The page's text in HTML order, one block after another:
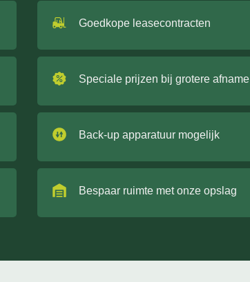
Goedkope leasecontracten
Speciale prijzen bij grotere afname
Back-up apparatuur mogelijk
Bespaar ruimte met onze opslag